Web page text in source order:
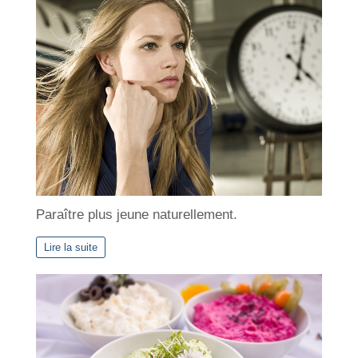
Paraître plus jeune naturellement.
Lire la suite